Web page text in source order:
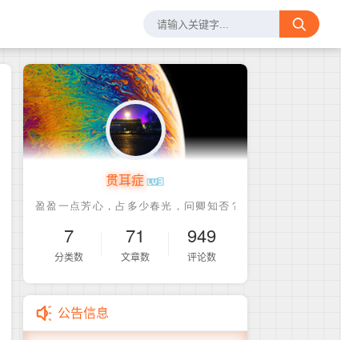
贯耳症
7
分类数
71
文章数
949
评论数
公告信息